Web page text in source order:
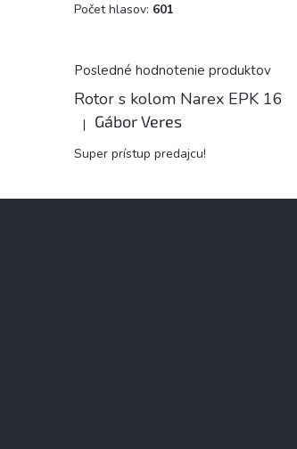
Počet hlasov: 601
Posledné hodnotenie produktov
Rotor s kolom Narex EPK 16
Hodnotenie produktu je 5 z 5 hviezdičiek.
| Gábor Veres
Super prístup predajcu!